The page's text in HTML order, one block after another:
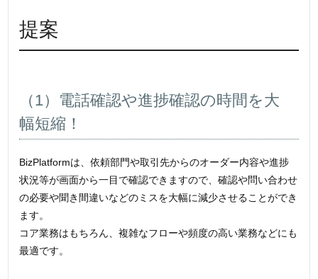
提案
（1）電話確認や進捗確認の時間を大
幅短縮！
BizPlatformは、依頼部門や取引先からのオーダー内容や進捗
状況等が画面から一目で確認できますので、確認や問い合わせ
の必要や聞き間違いなどのミスを大幅に減少させることができ
ます。
コア業務はもちろん、複雑なフローや頻度の高い業務などにも
最適です。